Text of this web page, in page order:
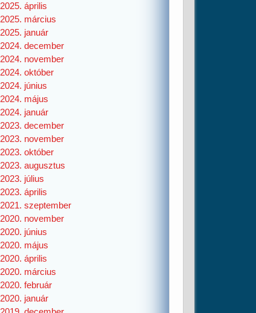
2025. április
2025. március
2025. január
2024. december
2024. november
2024. október
2024. június
2024. május
2024. január
2023. december
2023. november
2023. október
2023. augusztus
2023. július
2023. április
2021. szeptember
2020. november
2020. június
2020. május
2020. április
2020. március
2020. február
2020. január